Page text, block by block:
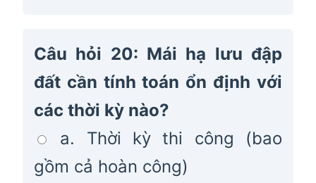
Câu hỏi 20: Mái hạ lưu đập
đất cần tính toán ổn định với
các thời kỳ nào?
a. Thời kỳ thi công (bao
gồm cả hoàn công)